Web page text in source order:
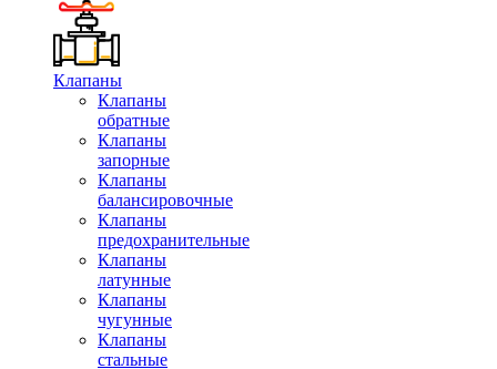
Клапаны
Клапаны
обратные
Клапаны
запорные
Клапаны
балансировочные
Клапаны
предохранительные
Клапаны
латунные
Клапаны
чугунные
Клапаны
стальные